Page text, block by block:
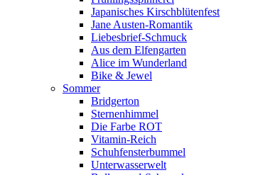
Japanisches Kirschblütenfest
Jane Austen-Romantik
Liebesbrief-Schmuck
Aus dem Elfengarten
Alice im Wunderland
Bike & Jewel
Sommer
Bridgerton
Sternenhimmel
Die Farbe ROT
Vitamin-Reich
Schuhfensterbummel
Unterwasserwelt